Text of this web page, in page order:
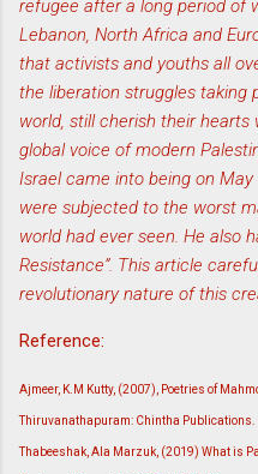
refugee after a long period of
Lebanon, North Africa and
that activists and youths all
the liberation struggles taking
world, still cherish their
global voice of modern
Israel came into being on
were subjected to the worst
world had ever seen. He also
Resistance”. This article
revolutionary nature of this
Reference:
Ajmeer, K.M Kutty, (2007), Poetries of
Thiruvanathapuram: Chintha Publications.
Thabeeshak, Ala Marzuk, (2019) What is